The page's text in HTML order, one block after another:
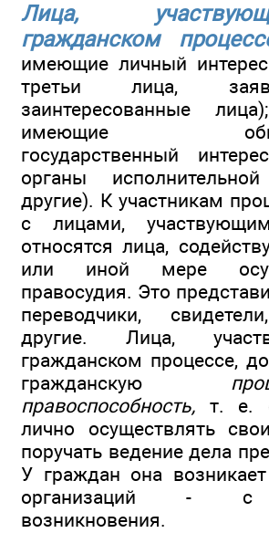
Лица,
гражданском
имеющие личный
третьи лица,
заинтересованные
имеющие
государственный
органы
другие). К участникам
с лицами,
относятся лица,
или иной мере
правосудия. Это
переводчики,
другие. Лица,
гражданском процессе,
гражданскую
правоспособность, т. е.
лично осуществлять
поручать ведение дела
У граждан она
организаций - с
возникновения.